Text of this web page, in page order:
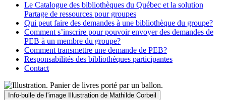
Le Catalogue des bibliothèques du Québec et la solution
Partage de ressources pour groupes
Qui peut faire des demandes à une bibliothèque du groupe?
Comment s’inscrire pour pouvoir envoyer des demandes de
PEB à un membre du groupe?
Comment transmettre une demande de PEB?
Responsabilités des bibliothèques participantes
Contact
Info-bulle de l'image Illustration de Mathilde Corbeil